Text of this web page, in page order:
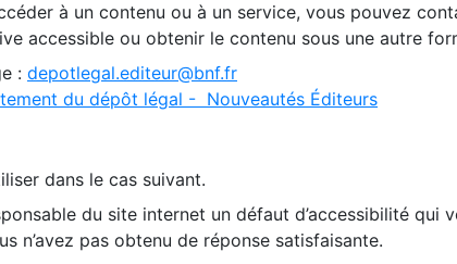
à un contenu ou à un service, vous pouvez
accessible ou obtenir le contenu sous une autre
: depotlegal.editeur@bnf.fr
du dépôt légal - Nouveautés Éditeurs
dans le cas suivant.
du site internet un défaut d’accessibilité qui
n’avez pas obtenu de réponse satisfaisante.